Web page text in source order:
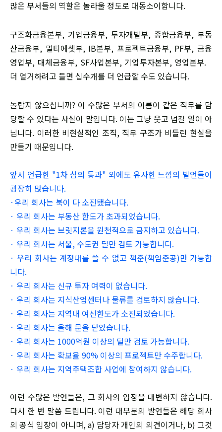
많은 부서들의 역할은 놀라울 정도로 대동소이합니다.
​구조화금융본부, 기업금융부, 투자개발부, 종합금융부, 부동
산금융부, 멀티에셋부, IB본부, 프로젝트금융부, PF부, 금융
영업부, 대체금융부, SF사업본부, 기업투자본부, 영업본부. ​
더 열거하려고 들면 십수개를 더 언급할 수도 있습니다.
​놀랍지 않으십니까? 이 수많은 부서의 이름이 같은 직무를 담
당할 수 있다는 사실이 말입니다. 이는 그냥 웃고 넘길 일이 아
닙니다. 이러한 비현실적인 조직, 직무 구조가 비틀린 현실을
만들기 때문입니다.
앞서 언급한 "1차 심의 통과" 외에도 유사한 느낌의 발언들이
굉장히 많습니다.
​·우리 회사는 북이 다 소진됐습니다.
· 우리 회사는 부동산 한도가 초과되었습니다.
· 우리 회사는 브릿지론을 원천적으로 금지하고 있습니다.
· 우리 회사는 서울, 수도권 딜만 검토 가능합니다.
· 우리 회사는 계정대를 쓸 수 없고 책준(책임준공)만 가능합
니다.
· 우리 회사는 신규 투자 여력이 없습니다.
· 우리 회사는 지식산업센터나 물류를 검토하지 않습니다.
· 우리 회사는 지역내 여신한도가 소진되었습니다.
· 우리 회사는 올해 문을 닫았습니다.
· 우리 회사는 1000억원 이상의 딜만 검토 가능합니다.
· 우리 회사는 확보율 90% 이상의 프로젝트만 수주합니다.
· 우리 회사는 지역주택조합 사업에 참여하지 않습니다.
이런 수많은 발언들은, 그 회사의 입장을 대변하지 않습니다.
다시 한 번 말씀 드립니다. 이런 대부분의 발언들은 해당 회사
의 공식 입장이 아니며, a) 담당자 개인의 의견이거나, b) 그것